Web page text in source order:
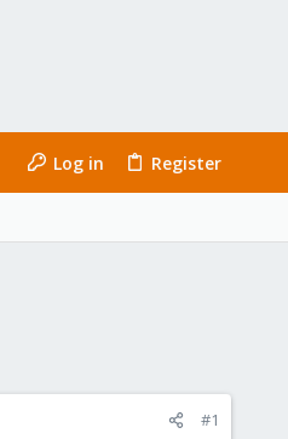
Log in Register
#1